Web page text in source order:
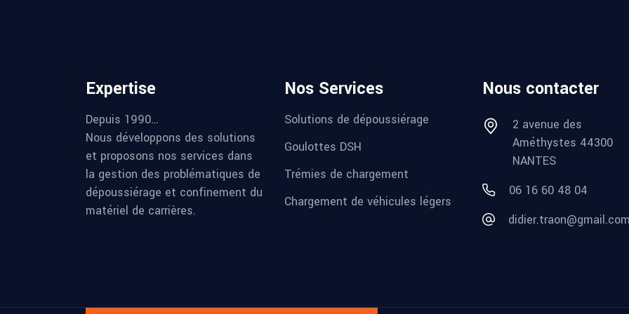
Expertise
Depuis 1990…
Nous développons des solutions
et proposons nos services dans
la gestion des problématiques de
dépoussiérage et confinement du
matériel de carrières.
Nos Services
Solutions de dépoussiérage
Goulottes DSH
Trémies de chargement
Chargement de véhicules légers
Nous contacter
2 avenue des
Améthystes 44300
NANTES
06 16 60 48 04